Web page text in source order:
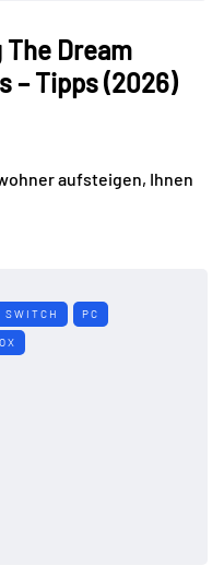
Dream
– Tipps (2026)
aufsteigen, Ihnen
SWITCH PC